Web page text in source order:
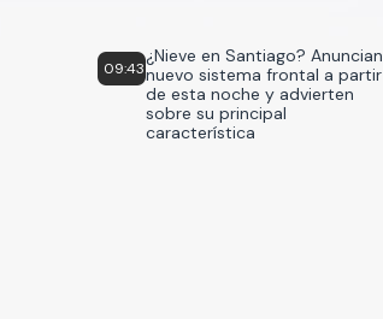
09:43
¿Nieve en Santiago? Anuncian
nuevo sistema frontal a partir
de esta noche y advierten
sobre su principal
característica